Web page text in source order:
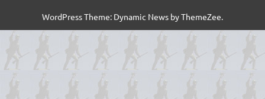
WordPress Theme: Dynamic News by ThemeZee.